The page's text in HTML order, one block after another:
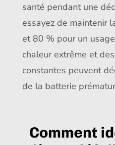
santé pendant une
essayez de maintenir
et 80 % pour un
chaleur extrême et
constantes peuvent
de la batterie
Comment